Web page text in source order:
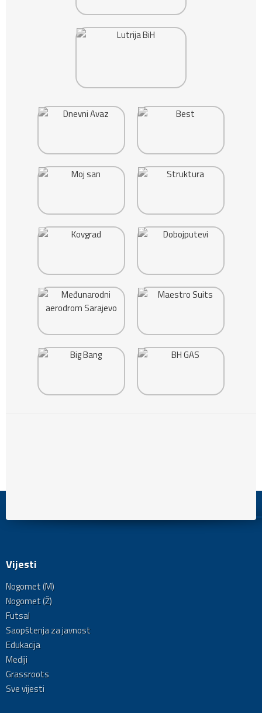
Vijesti
Nogomet (M)
Nogomet (Ž)
Futsal
Saopštenja za javnost
Edukacija
Mediji
Grassroots
Sve vijesti